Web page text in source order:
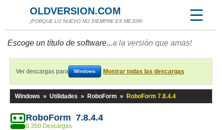
OLDVERSION.COM
¡PORQUE LO NUEVO NO SIEMPRE ES MEJOR!
Escoge un título de software...a la versión que amas!
Ver descargas para Windows Mostrar todas las descargas
Windows » Utilidades » RoboForm » RoboForm 7.8.4.4
RoboForm 7.8.4.4
8 350 Descargas